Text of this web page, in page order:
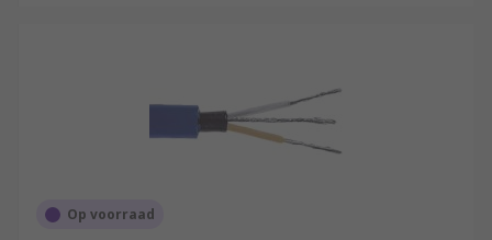
Op voorraad